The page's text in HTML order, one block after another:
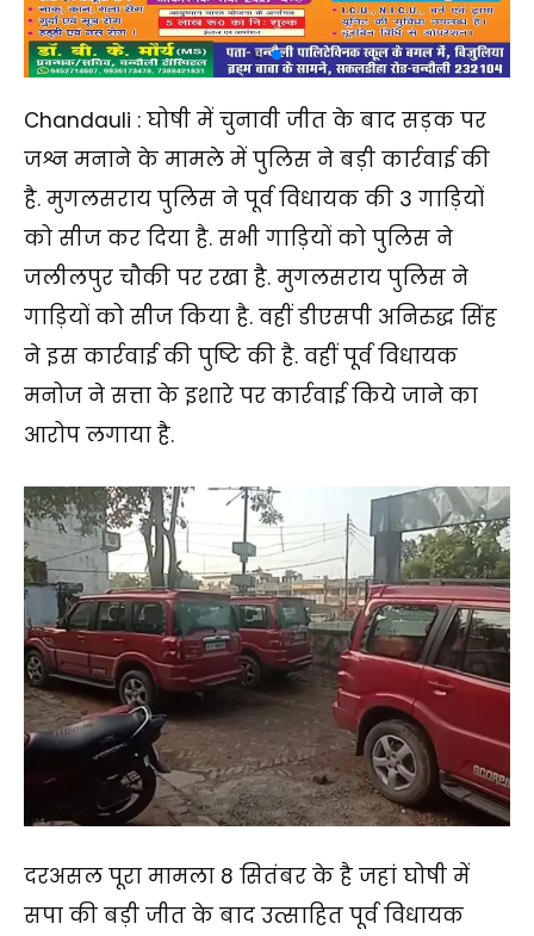
Chandauli : घोषी में चुनावी जीत के बाद सड़क पर
जश्न मनाने के मामले में पुलिस ने बड़ी कार्रवाई की
है. मुगलसराय पुलिस ने पूर्व विधायक की 3 गाड़ियों
को सीज कर दिया है. सभी गाड़ियों को पुलिस ने
जलीलपुर चौकी पर रखा है. मुगलसराय पुलिस ने
गाड़ियों को सीज किया है. वहीं डीएसपी अनिरुद्ध सिंह
ने इस कार्रवाई की पुष्टि की है. वहीं पूर्व विधायक
मनोज ने सत्ता के इशारे पर कार्रवाई किये जाने का
आरोप लगाया है.
दरअसल पूरा मामला 8 सितंबर के है जहां घोषी में
सपा की बड़ी जीत के बाद उत्साहित पूर्व विधायक